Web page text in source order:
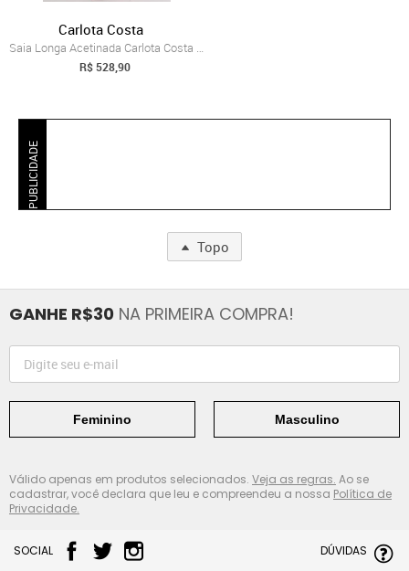
Carlota Costa
Saia Longa Acetinada Carlota Costa Vermelho
R$ 528,90
PUBLICIDADE
Topo
GANHE R$30 NA PRIMEIRA COMPRA!
Feminino Masculino
Válido apenas em produtos selecionados. Veja as regras. Ao se
cadastrar, você declara que leu e compreendeu a nossa Política de
Privacidade.
SOCIAL DÚVIDAS